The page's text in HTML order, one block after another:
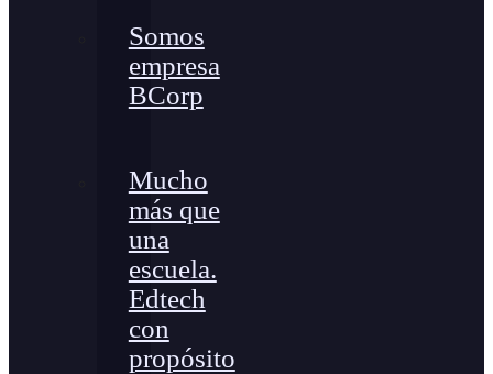
Somos
empresa
BCorp
Mucho
más que
una
escuela.
Edtech
con
propósito